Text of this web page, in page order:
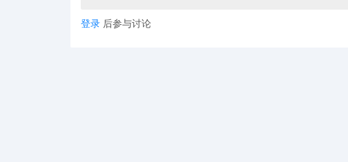
登录 后参与讨论